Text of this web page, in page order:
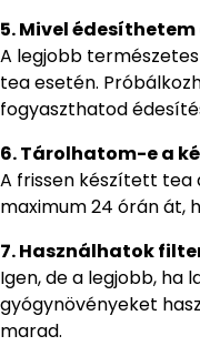
5. Mivel
A legjobb
tea esetén.
fogyaszthatod
6. Tárolhatom-e a
A frissen készített tea
maximum 24 órán át,
7. Használhatok
Igen, de a legjobb, ha
gyógynövényeket
marad.